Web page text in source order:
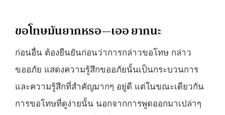
ขอโทษมันยากหรอ—เออ ยากนะ
ก่อนอื่น ต้องยืนยันก่อนว่าการกล่าวขอโทษ กล่าว
ขออภัย แสดงความรู้สึกขออภัยนั้นเป็นกระบวนการ
และความรู้สึกที่สำคัญมากๆ อยู่ดี แต่ในขณะเดียวกัน
การขอโทษที่ดูง่ายนั้น นอกจากการพูดออกมาเปล่าๆ